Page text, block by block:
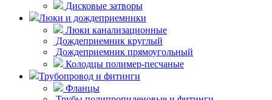
Дисковые затворы
Люки и дождеприемники
Люки канализационные
Дождеприемник круглый
Дождеприемник прямоугольный
Колодцы полимер-песчаные
Трубопровод и фитинги
Фланцы